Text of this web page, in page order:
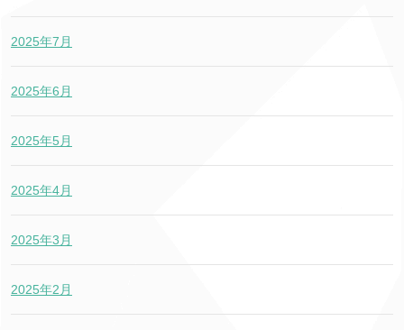
2025年7月
2025年6月
2025年5月
2025年4月
2025年3月
2025年2月